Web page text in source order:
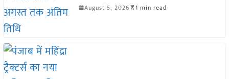
August 5, 2026 1 min read